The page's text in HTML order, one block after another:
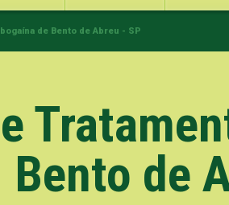
de Bento de Abreu - SP
Bento de